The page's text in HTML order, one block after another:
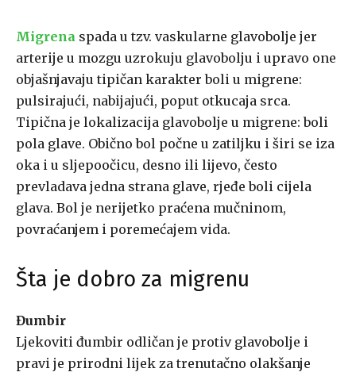
Migrena spada u tzv. vaskularne glavobolje jer
arterije u mozgu uzrokuju glavobolju i upravo one
objašnjavaju tipičan karakter boli u migrene:
pulsirajući, nabijajući, poput otkucaja srca.
Tipična je lokalizacija glavobolje u migrene: boli
pola glave. Obično bol počne u zatiljku i širi se iza
oka i u sljepoočicu, desno ili lijevo, često
prevladava jedna strana glave, rjeđe boli cijela
glava. Bol je nerijetko praćena mučninom,
povraćanjem i poremećajem vida.
Šta je dobro za migrenu
Đumbir
Ljekoviti đumbir odličan je protiv glavobolje i
pravi je prirodni lijek za trenutačno olakšanje